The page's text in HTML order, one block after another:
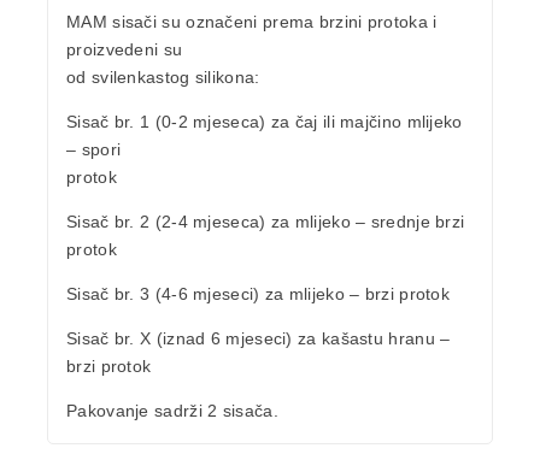
MAM sisači su označeni prema brzini protoka i
proizvedeni su
od svilenkastog silikona:
Sisač br. 1 (0-2 mjeseca) za čaj ili majčino mlijeko
– spori
protok
Sisač br. 2 (2-4 mjeseca) za mlijeko – srednje brzi
protok
Sisač br. 3 (4-6 mjeseci) za mlijeko – brzi protok
Sisač br. X (iznad 6 mjeseci) za kašastu hranu –
brzi protok
Pakovanje sadrži 2 sisača.